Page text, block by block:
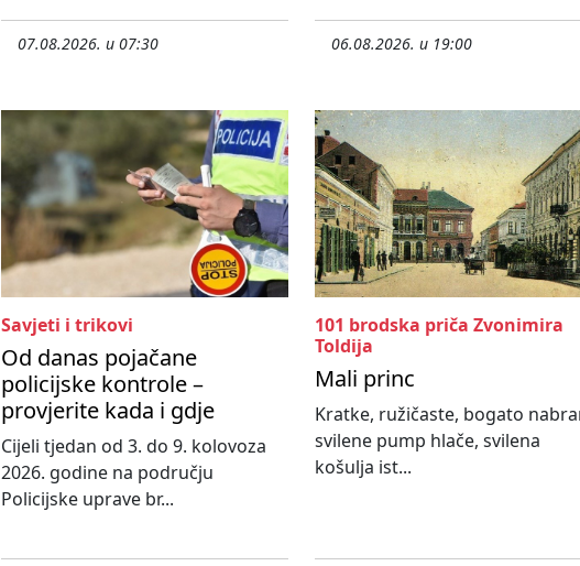
07.08.2026. u 07:30 06.08.2026. u 19:00
Savjeti i trikovi
Od danas pojačane
policijske kontrole –
provjerite kada i gdje
Cijeli tjedan od 3. do 9. kolovoza
2026. godine na području
Policijske uprave br...
101 brodska priča Zvonimira
Toldija
Mali princ
Kratke, ružičaste, bogato
svilene pump hlače, svilena
košulja ist...